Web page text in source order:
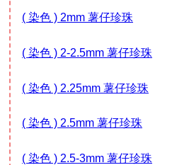
( 染色 ) 2mm 薯仔珍珠
( 染色 ) 2-2.5mm 薯仔珍珠
( 染色 ) 2.25mm 薯仔珍珠
( 染色 ) 2.5mm 薯仔珍珠
( 染色 ) 2.5-3mm 薯仔珍珠